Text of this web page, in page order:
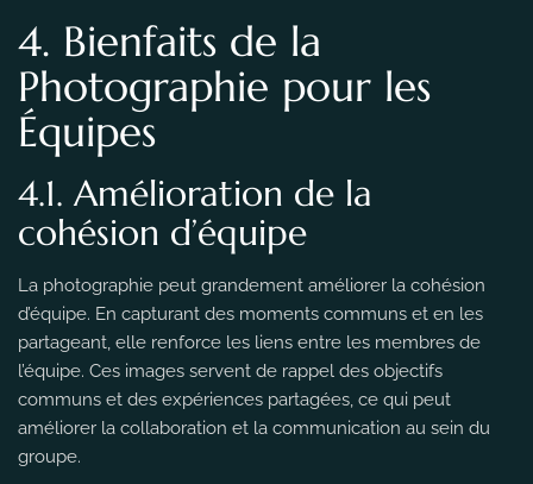
4. Bienfaits de la
Photographie pour les
Équipes
4.1. Amélioration de la
cohésion d’équipe
La photographie peut grandement améliorer la cohésion
d’équipe. En capturant des moments communs et en les
partageant, elle renforce les liens entre les membres de
l’équipe. Ces images servent de rappel des objectifs
communs et des expériences partagées, ce qui peut
améliorer la collaboration et la communication au sein du
groupe.